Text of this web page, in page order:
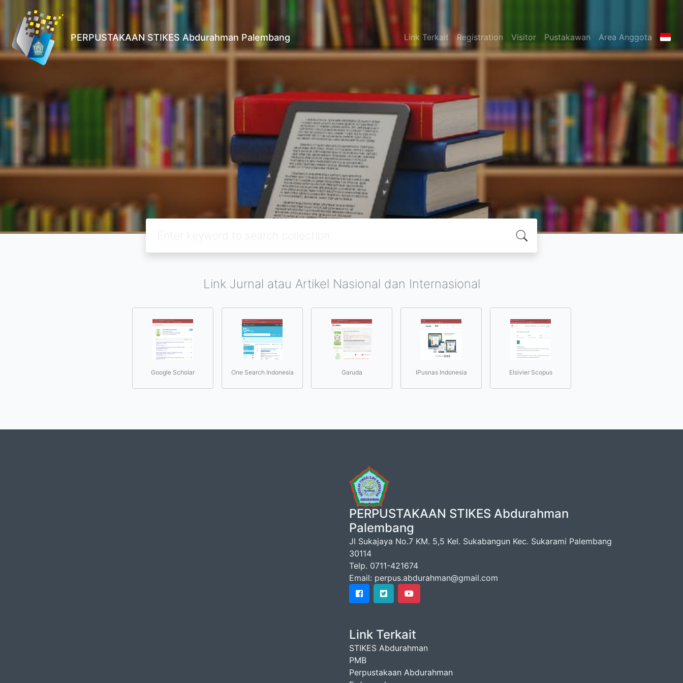
PERPUSTAKAAN STIKES Abdurahman Palembang Link Terkait Registration Visitor Pustakawan Area Anggota
Link Jurnal atau Artikel Nasional dan Internasional
Google Scholar One Search Indonesia Garuda IPusnas Indonesia Elsivier Scopus
PERPUSTAKAAN STIKES Abdurahman
Palembang
Jl Sukajaya No.7 KM. 5,5 Kel. Sukabangun Kec. Sukarami Palembang
30114
Telp. 0711-421674
Email: perpus.abdurahman@gmail.com
Link Terkait
STIKES Abdurahman
PMB
Perpustakaan Abdurahman